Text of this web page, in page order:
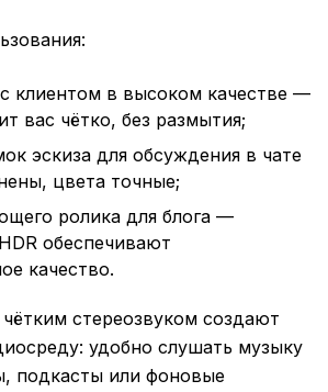
клиентом в высоком качестве —
вас чётко, без размытия;
эскиза для обсуждения в чате
цвета точные;
ролика для блога —
обеспечивают
качество.
стереозвуком создают
удобно слушать музыку
подкасты или фоновые